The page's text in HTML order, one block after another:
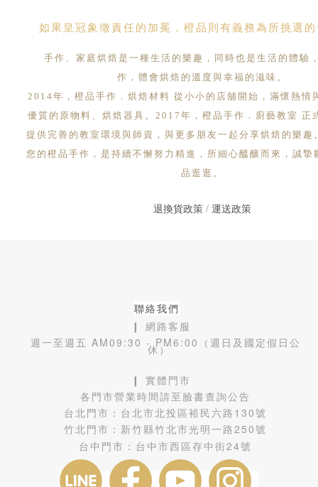
如果皇冠象徵責任的加冕，橙品則有義務為所挑選
手作、家庭烘焙是一種生活的樂趣，同時也是生活的體驗
作，體會烘焙的溫度與幸福的滋味。
2014年，橙品手作．烘焙材料 從小小的店舖開始，滿懷熱情
優質的原物料、烘焙器具。2017年，橙品手作．廚藝教室 正
提供完善的教室環境與師資，與更多朋友一起分享烘焙的樂趣
您的橙品手作，是持續不懈努力精進，所細心醞釀而來，誠摯
品逛逛。
退換貨政策/ 運送政策
聯絡我們
❙ 網路客服
週一至週五 AM09:30 - PM6:00（週日及國定假日公
休）
❙ 實體門市
各門市營業時間請至臉書查詢公告
台北門市： 台北市北投區裕民六路130號
竹北門市： 新竹縣竹北市光明一路250號
台中門市： 台中市西區存中街24號